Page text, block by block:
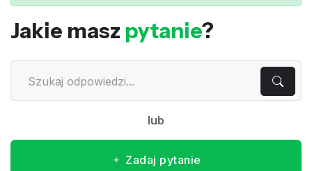
Jakie masz pytanie?
lub
Zadaj pytanie